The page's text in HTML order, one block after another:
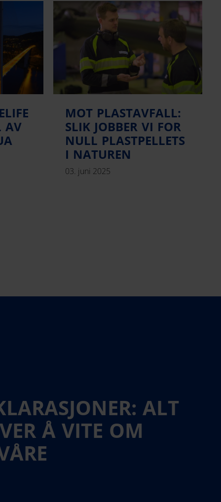
AV
MOT PLASTAVFALL:
SLIK JOBBER VI FOR
NULL PLASTPELLETS
I NATUREN
03. juni 2025
ALT
Å VITE OM